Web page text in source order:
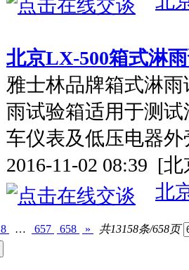
北京LX-500箱式淋
雅士林品牌箱式淋
雨试验箱适用于测
车仪表及低压电器
2016-11-02 08:39 [北
北
8 … 657 658 » 共13158条/658页